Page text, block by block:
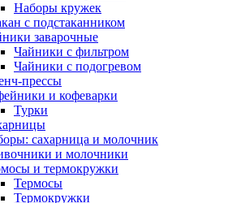
Наборы кружек
с подстаканником
заварочные
Чайники с фильтром
Чайники с подогревом
прессы
и кофеварки
Турки
сахарница и молочник
и молочники
и термокружки
Термосы
Термокружки